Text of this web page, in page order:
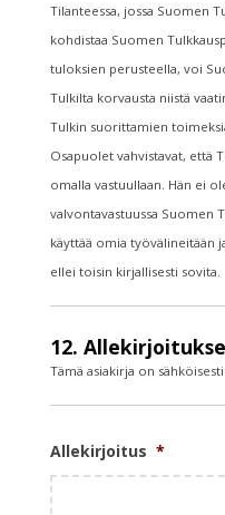
Tilanteessa, jossa Suomen
kohdistaa Suomen
tuloksien perusteella, voi
Tulkilta korvausta niistä
Tulkin suorittamien
Osapuolet vahvistavat, että
omalla vastuullaan. Hän ei
valvontavastuussa Suomen
käyttää omia työvälineitään
ellei toisin kirjallisesti sovita.
12.
Tämä asiakirja on
Allekirjoitus *